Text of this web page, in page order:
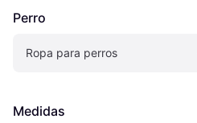
Perro
Ropa para perros
Medidas